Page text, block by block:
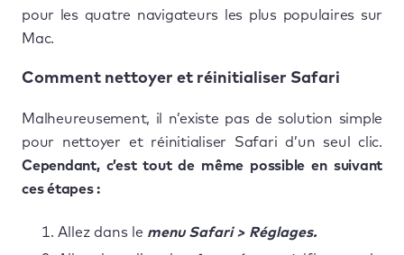
pour les quatre navigateurs les plus populaires sur
Mac.
Comment nettoyer et réinitialiser Safari
Malheureusement, il n’existe pas de solution simple
pour nettoyer et réinitialiser Safari d’un seul clic.
Cependant, c’est tout de même possible en suivant
ces étapes :
Allez dans le menu Safari > Réglages.